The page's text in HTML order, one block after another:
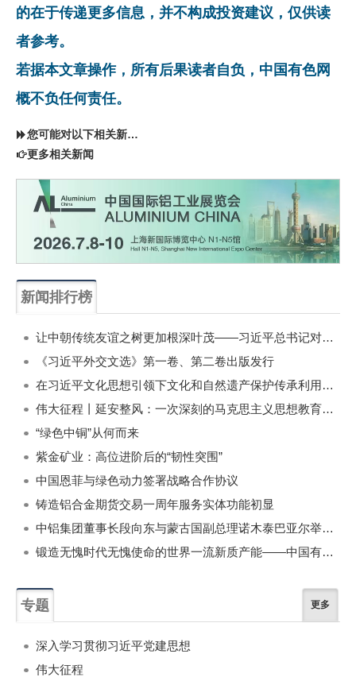
的在于传递更多信息，并不构成投资建议，仅供读
者参考。
若据本文章操作，所有后果读者自负，中国有色网
概不负任何责任。
您可能对以下相关新闻同样感兴趣
更多相关新闻
新闻排行榜
让中朝传统友谊之树更加根深叶茂——习近平总书记对朝鲜进行国事访问纪实
《习近平外交文选》第一卷、第二卷出版发行
在习近平文化思想引领下文化和自然遗产保护传承利用工作开创新局面
伟大征程丨延安整风：一次深刻的马克思主义思想教育运动
“绿色中铜”从何而来
紫金矿业：高位进阶后的“韧性突围”
中国恩菲与绿色动力签署战略合作协议
铸造铝合金期货交易一周年服务实体功能初显
中铝集团董事长段向东与蒙古国副总理诺木泰巴亚尔举行会谈
锻造无愧时代无愧使命的世界一流新质产能——中国有色金属工业的战略应对与破局之道（二）
专题 更多
深入学习贯彻习近平党建思想
伟大征程